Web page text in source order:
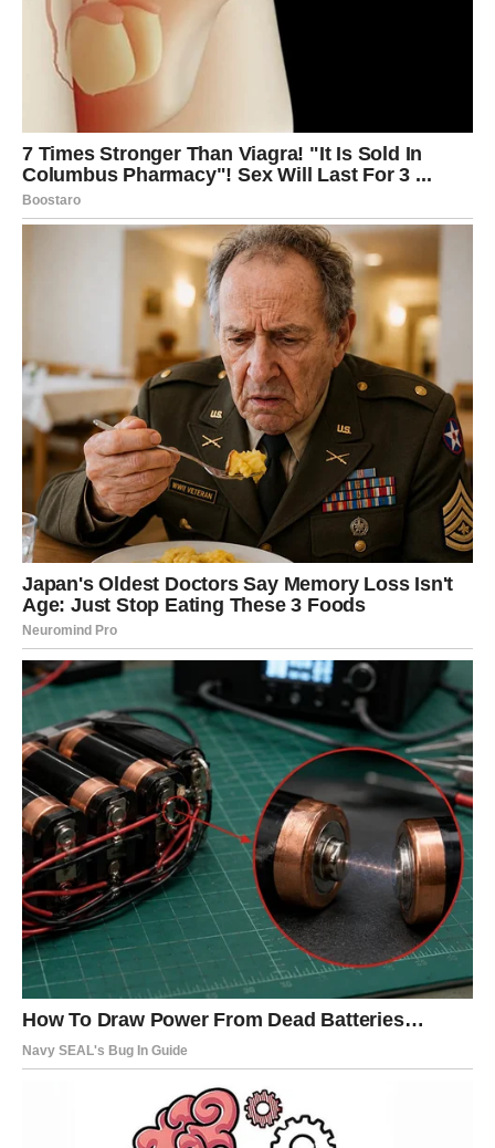
puterom.
Pecite kolač u prethodno zagrejanoj rerni dok ne porumeni i
čačkalica ubodena u sredinu ne izađe čista. Tačna vremena i
temperature mogu se razlikovati ovisno o vašoj pećnici, stoga
slijedite standardne smjernice za pečenje kolača
Dok se kolač peče pripremite kremu tako što ćete 300 g kisele
pavlake, 70 g šećera, 1 kašičicu limunovog soka i 70 g brašna
izmešati dok ne postane glatka.
Kada se kolač ohladi, prerežite ga vodoravno na dva sloja.
Puter kremu ravnomjerno premažite između slojeva torte i na
vrh torte.
Po kremi pospite kokosove strugotine.
Otopiti bijelu čokoladu i preliti preko torte za ukrašavanje.